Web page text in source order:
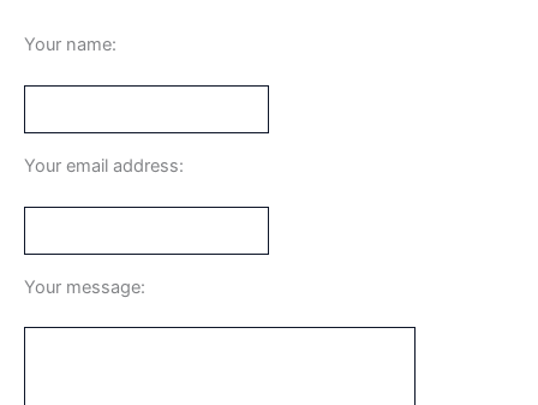
Your name:
Your email address:
Your message: